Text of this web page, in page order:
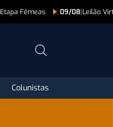
|Leilão Virtual Fazenda São
Colunistas